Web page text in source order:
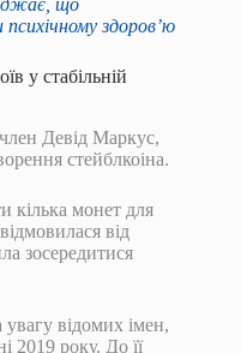
здоров’ю
у стабільній
член Девід Маркус,
стейблкоіна.
кілька монет для
від
зосередитися
відомих імен,
2019 року. До її